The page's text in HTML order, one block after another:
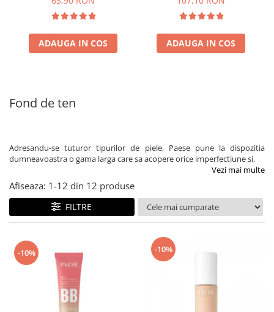
ADAUGA IN COS ADAUGA IN COS
Fond de ten
Adresandu-se tuturor tipurilor de piele, Paese pune la dispozitia
dumneavoastra o gama larga care sa acopere orice imperfectiune si,
Vezi mai multe
Afiseaza: 1-12 din 12 produse
FILTRE
-10% -10%